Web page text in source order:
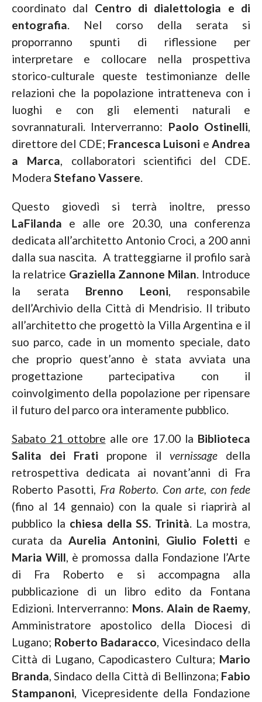
coordinato dal Centro di dialettologia e di
entografia. Nel corso della serata si
proporranno spunti di riflessione per
interpretare e collocare nella prospettiva
storico-culturale queste testimonianze delle
relazioni che la popolazione intratteneva con i
luoghi e con gli elementi naturali e
sovrannaturali. Interverranno: Paolo Ostinelli,
direttore del CDE; Francesca Luisoni eAndrea
a Marca, collaboratori scientifici del CDE.
Modera Stefano Vassere.
Questo giovedì si terrà inoltre, presso
LaFilanda e alle ore 20.30, una conferenza
dedicata all’architetto Antonio Croci, a 200 anni
dalla sua nascita. A tratteggiarne il profilo sarà
la relatrice Graziella Zannone Milan. Introduce
la serata Brenno Leoni, responsabile
dell’Archivio della Città di Mendrisio. Il tributo
all’architetto che progettò la Villa Argentina e il
suo parco, cade in un momento speciale, dato
che proprio quest’anno è stata avviata una
progettazione partecipativa con il
coinvolgimento della popolazione per ripensare
il futuro del parco ora interamente pubblico.
Sabato 21 ottobre alle ore 17.00 la Biblioteca
Salita dei Frati propone ilvernissage della
retrospettiva dedicata ai novant’anni di Fra
Roberto Pasotti, Fra Roberto. Con arte, con fede
(fino al 14 gennaio) con la quale si riaprirà al
pubblico la chiesa della SS. Trinità. La mostra,
curata da Aurelia Antonini, Giulio Foletti e
Maria Will, è promossa dalla Fondazione l’Arte
di Fra Roberto e si accompagna alla
pubblicazione di un libro edito da Fontana
Edizioni. Interverranno: Mons. Alain de Raemy,
Amministratore apostolico della Diocesi di
Lugano; Roberto Badaracco, Vicesindaco della
Città di Lugano, Capodicastero Cultura; Mario
Branda, Sindaco della Città di Bellinzona; Fabio
Stampanoni, Vicepresidente della Fondazione